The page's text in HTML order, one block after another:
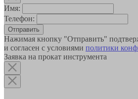
Имя:
Телефон:
Отправить
Нажимая кнопку "Отправить"
и согласен с условиями политики
Заявка на прокат инструмента